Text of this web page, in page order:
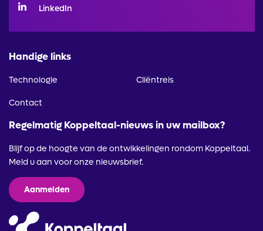
LinkedIn
Handige links
Technologie Cliëntreis
Contact
Regelmatig Koppeltaal-nieuws in uw mailbox?
Blijf op de hoogte van de ontwikkelingen rondom Koppeltaal.
Meld u aan voor onze nieuwsbrief.
Aanmelden